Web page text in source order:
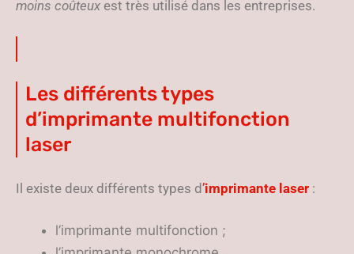
moins coûteux est très utilisé dans les entreprises.
Les différents types
d’imprimante multifonction
laser
Il existe deux différents types d’imprimante laser :
l’imprimante multifonction ;